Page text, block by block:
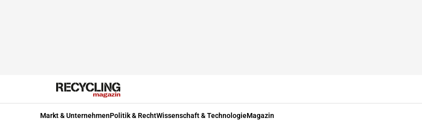
Markt & UnternehmenPolitik & RechtWissenschaft & TechnologieMagazin